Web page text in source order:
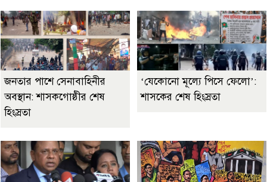
জনতার পাশে সেনাবাহিনীর
অবস্থান: শাসকগোষ্ঠীর শেষ
হিংস্রতা
‘যেকোনো মূল্যে পিসে ফেলো’:
শাসকের শেষ হিংস্রতা